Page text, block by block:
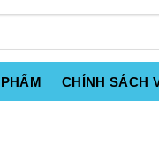
CHÍNH SÁCH